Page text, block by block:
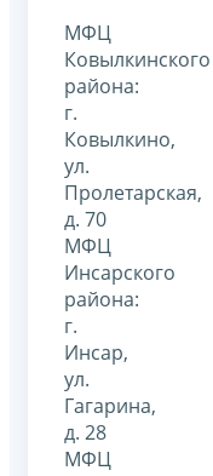
МФЦ
Ковылкинского
района:
г.
Ковылкино,
ул.
Пролетарская,
д. 70
МФЦ
Инсарского
района:
г.
Инсар,
ул.
Гагарина,
д. 28
МФЦ